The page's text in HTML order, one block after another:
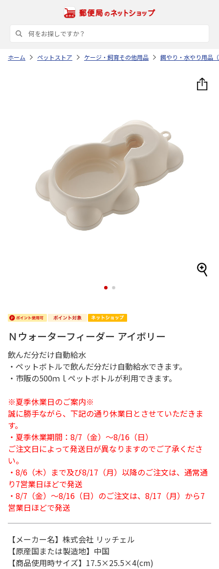
ホーム ペットストア ケージ・飼育その他用品 餌やり・水やり用品
1 2
Ｎウォーターフィーダー アイボリー
飲んだ分だけ自動給水
・ペットボトルで飲んだ分だけ自動給水できます。
・市販の500ｍｌペットボトルが利用できます。
※夏季休業日のご案内※
誠に勝手ながら、下記の通り休業日とさせていただきま
す。
・夏季休業期間：8/7（金）～8/16（日）
ご注文日によって発送日が異なりますのでご了承くださ
い。
・8/6（木）まで及び8/17（月）以降のご注文は、通常通
り7営業日ほどで発送
・8/7（金）～8/16（日）のご注文は、8/17（月）から7
営業日ほどで発送
【メーカー名】株式会社 リッチェル
【原産国または製造地】中国
【商品使用時サイズ】17.5×25.5×4(cm)